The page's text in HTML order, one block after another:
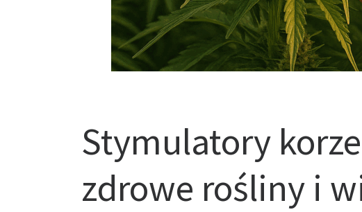
Stymulatory
zdrowe rośliny i